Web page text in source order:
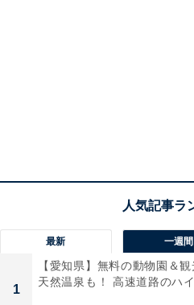
最新 一週間
1
【愛知県】無料の動物園＆
天然温泉も！ 高速道路のハ